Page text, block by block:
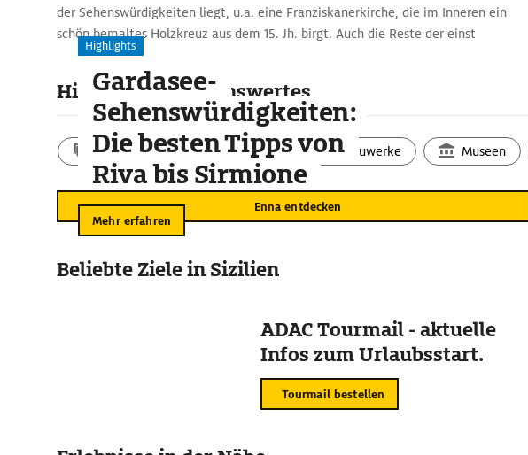
der Sehenswürdigkeiten liegt, u.a. eine Franziskanerkirche, die im Inneren ein
schön bemaltes Holzkreuz aus dem 15. Jh. birgt. Auch die Reste der einst
gewaltigen Festung Castello di Lombardia mit 27.000 qm Gesamtfläche sind einen
Besuch wert.
Highlights & Sehenswertes
Aktivitäten Landschaft Bauwerke Museen
Enna entdecken
Highlights
Gardasee-
Sehenswürdigkeiten:
Die besten Tipps von
Riva bis Sirmione
Mehr erfahren
Beliebte Ziele in Sizilien
ADAC Tourmail - aktuelle
Infos zum Urlaubsstart.
Tourmail bestellen